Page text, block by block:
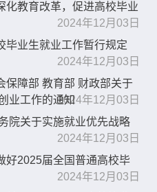
化教育改革，促进高校毕业
2024年12月03日
毕业生就业工作暂行规定
2024年12月03日
保障部 教育部 财政部关于
业工作的通知2024年12月03日
院关于实施就业优先战略
2024年12月03日
好2025届全国普通高校毕
2024年12月03日